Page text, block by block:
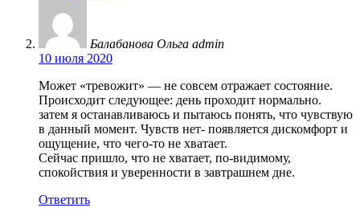
Балабанова Ольга admin
10 июля 2020
Может «тревожит» — не совсем отражает состояние.
Происходит следующее: день проходит нормально.
затем я останавливаюсь и пытаюсь понять, что чувствую
в данный момент. Чувств нет- появляется дискомфорт и
ощущение, что чего-то не хватает.
Сейчас пришло, что не хватает, по-видимому,
спокойствия и уверенности в завтрашнем дне.
Ответить